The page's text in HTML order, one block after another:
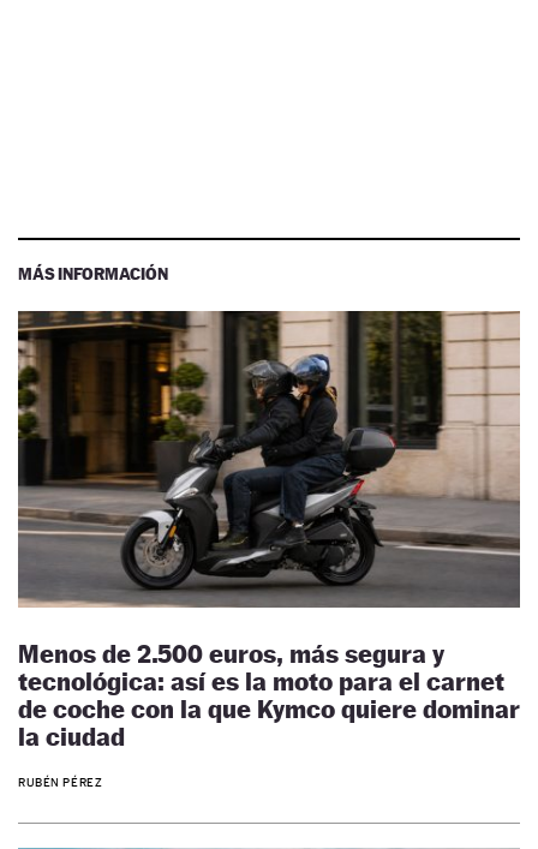
MÁS INFORMACIÓN
Menos de 2.500 euros, más segura y
tecnológica: así es la moto para el carnet
de coche con la que Kymco quiere dominar
la ciudad
RUBÉN PÉREZ